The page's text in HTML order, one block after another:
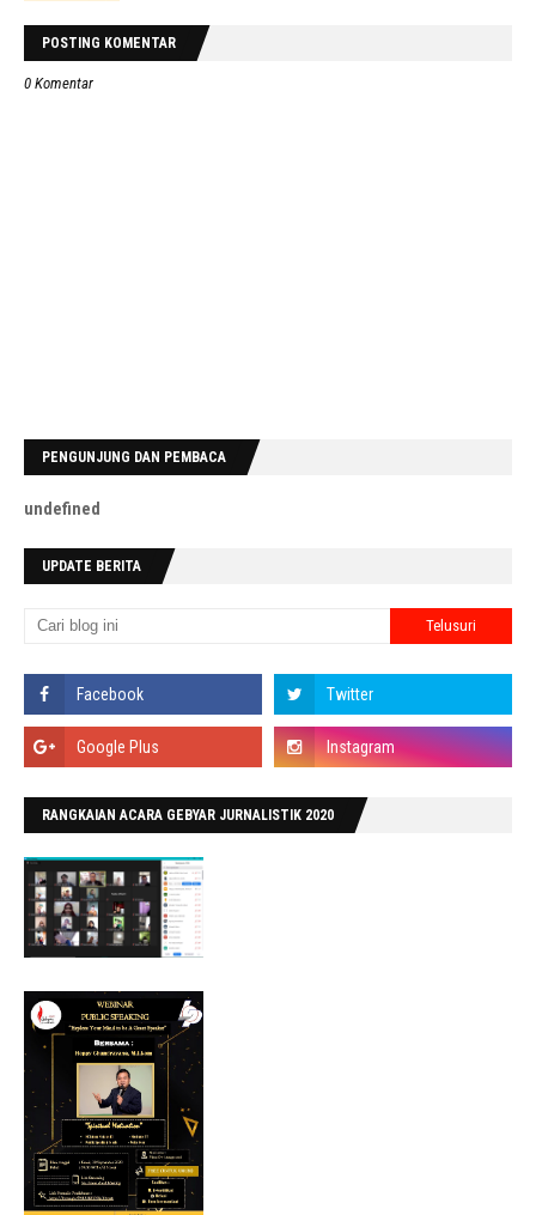
POSTING KOMENTAR
0 Komentar
PENGUNJUNG DAN PEMBACA
und efned
UPDATE BERITA
RANGKAIAN ACARA GEBYAR JURNALISTIK 2020